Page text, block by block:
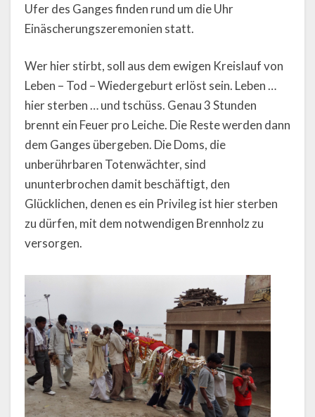
Ufer des Ganges finden rund um die Uhr
Einäscherungszeremonien statt.
Wer hier stirbt, soll aus dem ewigen Kreislauf von
Leben – Tod – Wiedergeburt erlöst sein. Leben …
hier sterben … und tschüss. Genau 3 Stunden
brennt ein Feuer pro Leiche. Die Reste werden dann
dem Ganges übergeben. Die Doms, die
unberührbaren Totenwächter, sind
ununterbrochen damit beschäftigt, den
Glücklichen, denen es ein Privileg ist hier sterben
zu dürfen, mit dem notwendigen Brennholz zu
versorgen.